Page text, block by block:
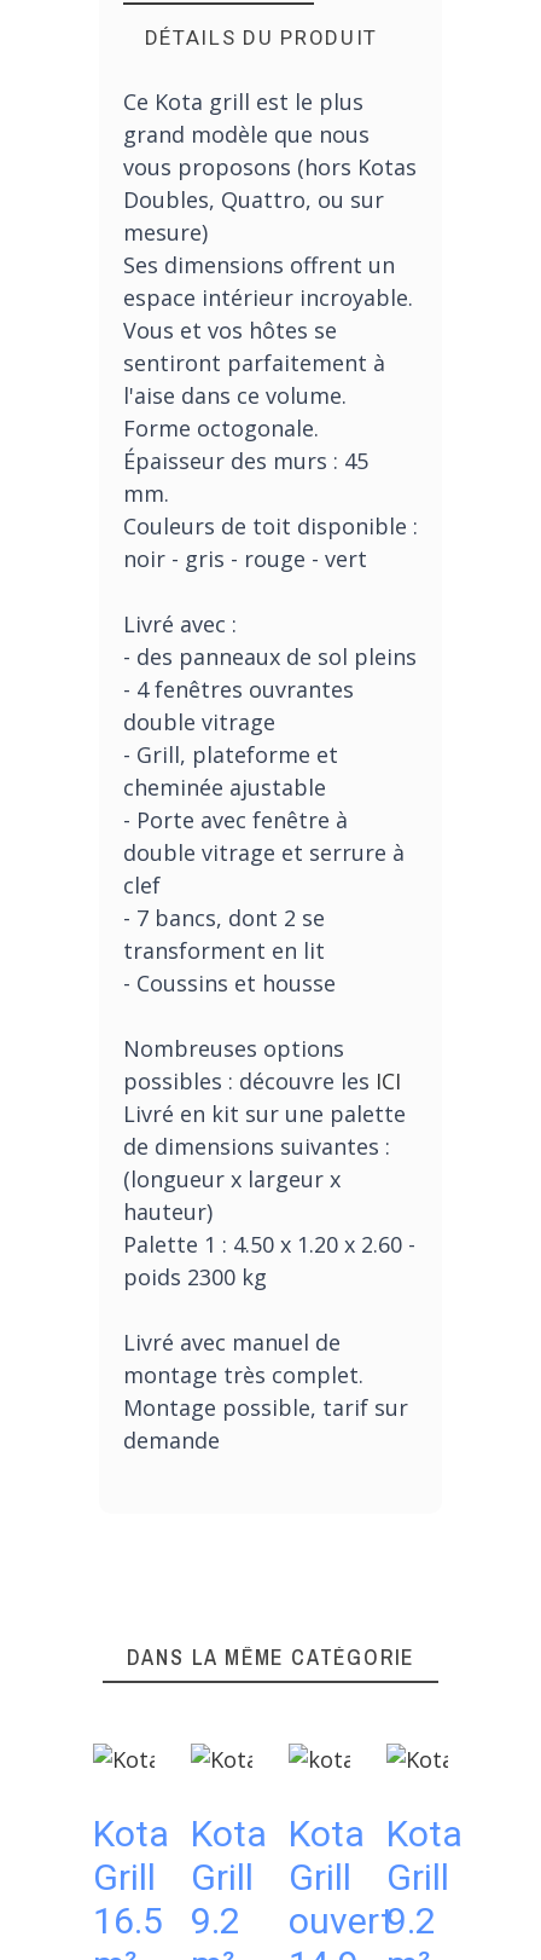
DÉTAILS DU PRODUIT
Ce Kota grill est le plus
grand modèle que nous
vous proposons (hors Kotas
Doubles, Quattro, ou sur
mesure)
Ses dimensions offrent un
espace intérieur incroyable.
Vous et vos hôtes se
sentiront parfaitement à
l'aise dans ce volume.
Forme octogonale.
Épaisseur des murs : 45
mm.
Couleurs de toit disponible :
noir - gris - rouge - vert
Livré avec :
- des panneaux de sol pleins
- 4 fenêtres ouvrantes
double vitrage
- Grill, plateforme et
cheminée ajustable
- Porte avec fenêtre à
double vitrage et serrure à
clef
- 7 bancs, dont 2 se
transforment en lit
- Coussins et housse
Nombreuses options
possibles : découvre les ICI
Livré en kit sur une palette
de dimensions suivantes :
(longueur x largeur x
hauteur)
Palette 1 : 4.50 x 1.20 x 2.60 -
poids 2300 kg
Livré avec manuel de
montage très complet.
Montage possible, tarif sur
demande
DANS LA MÊME CATÉGORIE
Kota
Grill
16.5
Kota
Grill
9.2
Kota
Grill
ouvert
Kota
Grill
9.2